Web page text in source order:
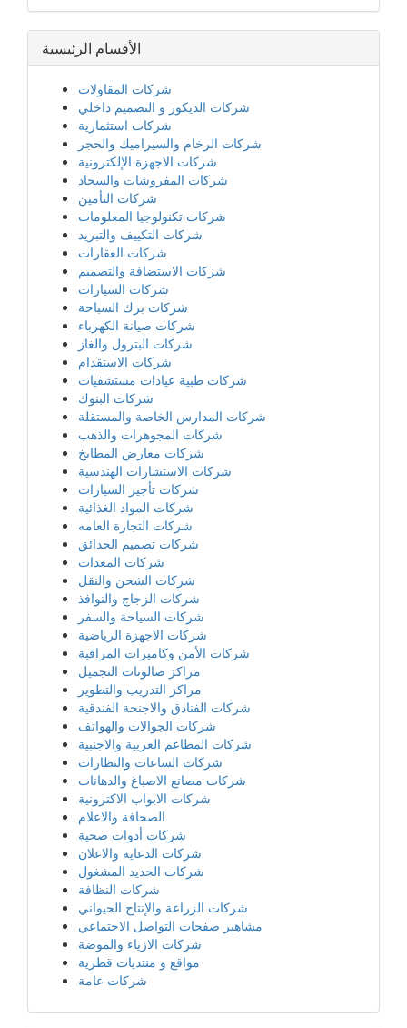
الأقسام الرئيسية
شركات المقاولات
شركات الديكور و التصميم داخلي
شركات استثمارية
شركات الرخام والسيراميك والحجر
شركات الاجهزة الإلكترونية
شركات المفروشات والسجاد
شركات التأمين
شركات تكنولوجيا المعلومات
شركات التكييف والتبريد
شركات العقارات
شركات الاستضافة والتصميم
شركات السيارات
شركات برك السباحة
شركات صيانة الكهرباء
شركات البترول والغاز
شركات الاستقدام
شركات طبية عيادات مستشفيات
شركات البنوك
شركات المدارس الخاصة والمستقلة
شركات المجوهرات والذهب
شركات معارض المطابخ
شركات الاستشارات الهندسية
شركات تأجير السيارات
شركات المواد الغذائية
شركات التجارة العامه
شركات تصميم الحدائق
شركات المعدات
شركات الشحن والنقل
شركات الزجاج والنوافذ
شركات السياحة والسفر
شركات الاجهزة الرياضية
شركات الأمن وكاميرات المراقبة
مراكز صالونات التجميل
مراكز التدريب والتطوير
شركات الفنادق والاجنحة الفندقية
شركات الجوالات والهواتف
شركات المطاعم العربية والاجنبية
شركات الساعات والنظارات
شركات مصانع الاصباغ والدهانات
شركات الابواب الاكترونية
الصحافة والاعلام
شركات أدوات صحية
شركات الدعاية والاعلان
شركات الحديد المشغول
شركات النظافة
شركات الزراعة والإنتاج الحيواني
مشاهير صفحات التواصل الاجتماعي
شركات الازياء والموضة
مواقع و منتديات قطرية
شركات عامة